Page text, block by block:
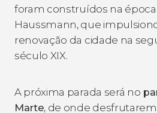
foram construídos na
Haussmann, que
renovação da cidade na
século XIX.
A próxima parada será no
Marte, de onde